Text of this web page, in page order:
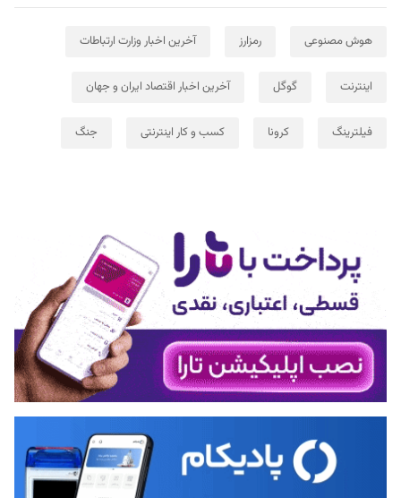
هوش مصنوعی رمزارز آخرین اخبار وزارت ارتباطات
اینترنت گوگل آخرین اخبار اقتصاد ایران و جهان
فیلترینگ کرونا کسب و کار اینترنتی جنگ